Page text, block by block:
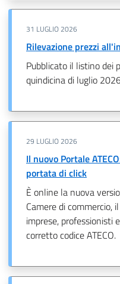
31 LUGLIO 2026
Rilevazione prezzi
Pubblicato il listino dei
quindicina di luglio
29 LUGLIO 2026
Il nuovo Portale
portata di click
È online la nuova
Camere di commercio,
imprese, professionisti
corretto codice ATECO.